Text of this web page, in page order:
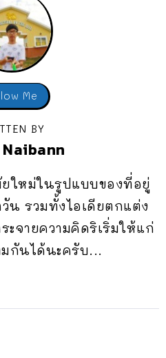
Me
BY
ใหม่ในรูปแบบของที่อยู่
น รวมทั้งไอเดียตกแต่ง
จายความคิดริเริ่มให้แก่
กันได้นะครับ...